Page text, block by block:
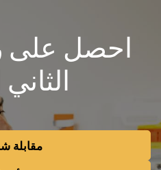
احصل على
مقابلة